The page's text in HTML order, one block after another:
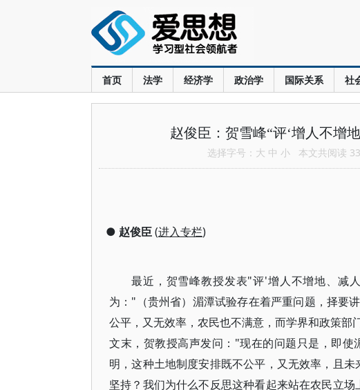
首页 法学 经济学 政治学 国际关系 社
赵俊臣：贺雪峰“评‘增人不增
选择字号： 大 中 小 本文共阅读
● 赵俊臣(进入专栏)
最近，贺雪峰教授发表"评'增人不增地、减
为："（贵州省）湄潭试验存在着严重问题，择要
公平，又无效率，农民也不满意，而学界和政策
文末，贺教授高声发问："现在的问题只是，即
明，这种土地制度安排既不公平，又无效率，且
坚持？我们为什么不反思这种看起来站在农民立